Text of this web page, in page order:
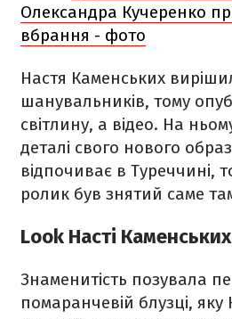
Олександра Кучеренко
вбрання - фото
Настя Каменських
шанувальників, тому
світлину, а відео. На
деталі свого нового
відпочиває в Туреччині,
ролик був знятий саме
Look Насті Каменських
Знаменитість позувала
помаранчевій блузці, яку